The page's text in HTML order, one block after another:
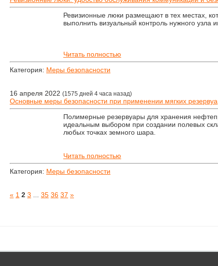
Ревизионные люки размещают в тех местах,
выполнить визуальный контроль нужного узла
Читать полностью
Категория: Меры безопасности
16 апреля 2022 (1575 дней 4 часа назад)
Основные меры безопасности при применении мягких
Полимерные резервуары для хранения
идеальным выбором при создании полевых
любых точках земного шара.
Читать полностью
Категория: Меры безопасности
« 1 2 3 35 36 37 »